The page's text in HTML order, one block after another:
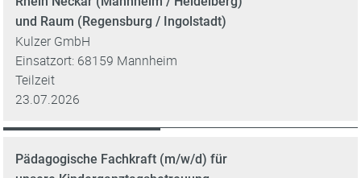
und Raum (Regensburg / Ingolstadt)
Kulzer GmbH
Einsatzort: 68159 Mannheim
Teilzeit
23.07.2026
Pädagogische Fachkraft (m/w/d) für